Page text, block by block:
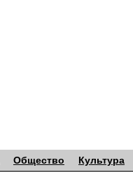
Общество Культура